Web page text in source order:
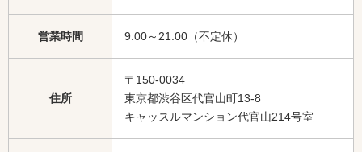
営業時間 9:00～21:00（不定休）
住所
〒150-0034
東京都渋谷区代官山町13-8
キャッスルマンション代官山214号室